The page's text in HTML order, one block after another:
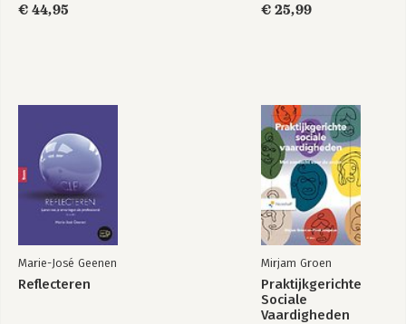
€ 44,95
€ 25,99
Marie-José Geenen
Reflecteren
Mirjam Groen
Praktijkgerichte
Sociale
Vaardigheden